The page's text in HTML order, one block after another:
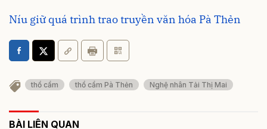
Níu giữ quá trình trao truyền văn hóa Pà Thẻn
thổ cẩm thổ cẩm Pà Thẻn Nghệ nhân Tải Thị Mai
BÀI LIÊN QUAN